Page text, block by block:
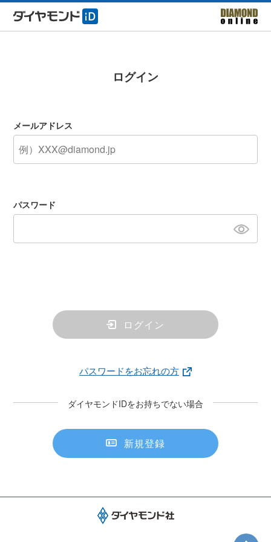
ログイン
メールアドレス
パスワード
ログイン
パスワードをお忘れの方
ダイヤモンドIDをお持ちでない場合
新規登録